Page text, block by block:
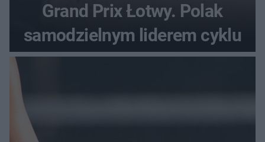
Grand Prix Łotwy. Polak
samodzielnym liderem cyklu